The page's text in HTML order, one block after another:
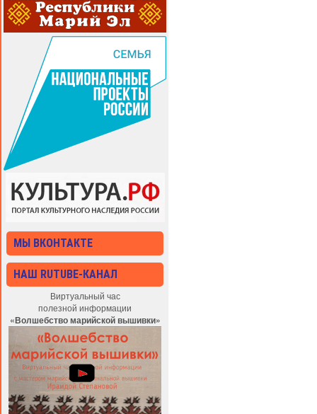
МЫ ВКОНТАКТЕ
НАШ RUTUBE-КАНАЛ
Виртуальный час
полезной информации
«Волшебство марийской вышивки»